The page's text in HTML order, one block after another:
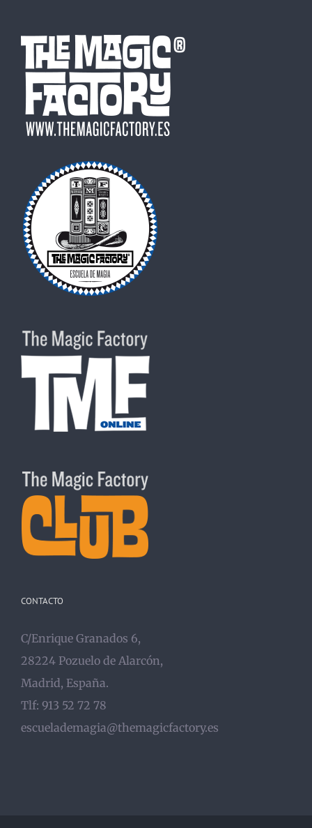
CONTACTO
C/Enrique Granados 6,
28224 Pozuelo de Alarcón,
Madrid, España.
Tlf: 913 52 72 78
escuelademagia@themagicfactory.es